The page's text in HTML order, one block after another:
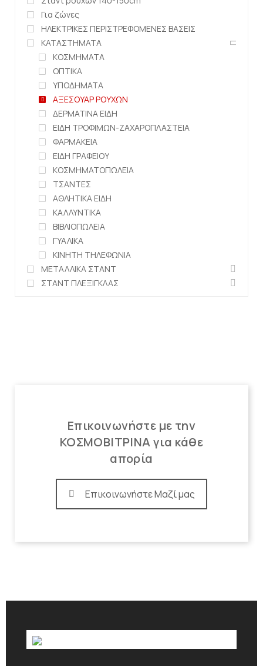
Για ζώνες
ΗΛΕΚΤΡΙΚΕΣ ΠΕΡΙΣΤΡΕΦΟΜΕΝΕΣ ΒΑΣΕΙΣ
ΚΑΤΑΣΤΗΜΑΤΑ
ΚΟΣΜΗΜΑΤΑ
ΟΠΤΙΚΑ
ΥΠΟΔΗΜΑΤΑ
ΑΞΕΣΟΥΑΡ ΡΟΥΧΩΝ
ΔΕΡΜΑΤΙΝΑ ΕΙΔΗ
ΕΙΔΗ ΤΡΟΦΙΜΩΝ-ΖΑΧΑΡΟΠΛΑΣΤΕΙΑ
ΦΑΡΜΑΚΕΙΑ
ΕΙΔΗ ΓΡΑΦΕΙΟΥ
ΚΟΣΜΗΜΑΤΟΠΩΛΕΙΑ
ΤΣΑΝΤΕΣ
ΑΘΛΗΤΙΚΑ ΕΙΔΗ
ΚΑΛΛΥΝΤΙΚΑ
ΒΙΒΛΙΟΠΩΛΕΙΑ
ΓΥΑΛΙΚΑ
ΚΙΝΗΤΗ ΤΗΛΕΦΩΝΙΑ
ΜΕΤΑΛΛΙΚΑ ΣΤΑΝΤ
ΣΤΑΝΤ ΠΛΕΞΙΓΚΛΑΣ
Επικοινωνήστε με την
ΚΟΣΜΟΒΙΤΡΙΝΑ για κάθε
απορία
Επικοινωνήστε Μαζί μας